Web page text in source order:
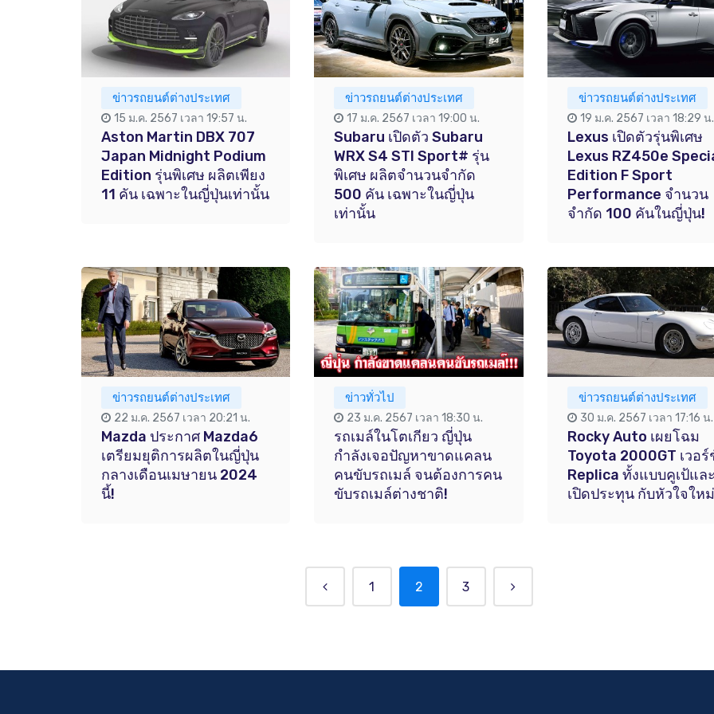
ข่าวรถยนต์ต่างประเทศ
15 ม.ค. 2567 เวลา 19:57 น.
Aston Martin DBX 707
Japan Midnight Podium
Edition รุ่นพิเศษ ผลิตเพียง
11 คัน เฉพาะในญี่ปุ่นเท่านั้น
ข่าวรถยนต์ต่างประเทศ
17 ม.ค. 2567 เวลา 19:00 น.
Subaru เปิดตัว Subaru
WRX S4 STI Sport# รุ่น
พิเศษ ผลิตจำนวนจำกัด
500 คัน เฉพาะในญี่ปุ่น
เท่านั้น
ข่าวรถยนต์ต่างประเทศ
19 ม.ค. 2567 เวลา 18:29 น.
Lexus เปิดตัวรุ่นพิเศษ
Lexus RZ450e
Edition F Sport
Performance จำนวน
จำกัด 100 คันในญี่ปุ่น!
ข่าวรถยนต์ต่างประเทศ
22 ม.ค. 2567 เวลา 20:21 น.
Mazda ประกาศ Mazda6
เตรียมยุติการผลิตในญี่ปุ่น
กลางเดือนเมษายน 2024
นี้!
ข่าวทั่วไป
23 ม.ค. 2567 เวลา 18:30 น.
รถเมล์ในโตเกียว ญี่ปุ่น
กำลังเจอปัญหาขาดแคลน
คนขับรถเมล์ จนต้องการคน
ขับรถเมล์ต่างชาติ!
ข่าวรถยนต์ต่างประเทศ
30 ม.ค. 2567 เวลา 17:16 น.
Rocky Auto เผยโฉม
Toyota 2000GT เวอ
Replica ทั้งแบบคูเป้แล
เปิดประทุน กับหัวใจให
1 2 3